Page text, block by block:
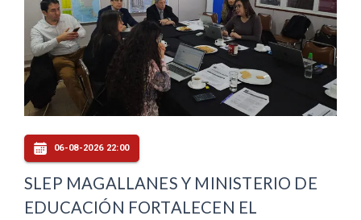
06-08-2026 22:00
SLEP MAGALLANES Y MINISTERIO DE
EDUCACIÓN FORTALECEN EL